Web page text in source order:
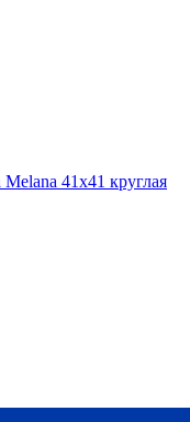
41x41 круглая